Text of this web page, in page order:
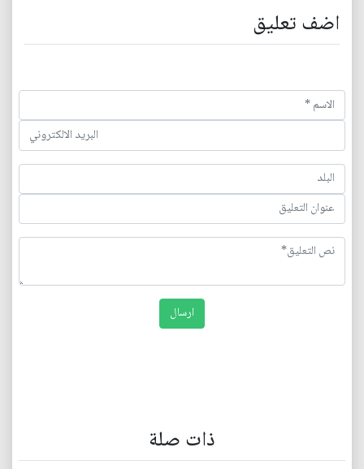
اضف تعليق
ذات صلة